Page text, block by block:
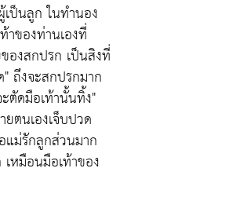
ป็นลูก ในทำนอง
าของท่านเองที่
องสกปรก เป็นสิงที่
"ถึงจะสกปรกมาก
ตัดมือเท้านั้นทิ้ง"
ยตนเองเจ็บปวด
แม่รักลูกส่วนมาก
หมือนมือเท้าของ